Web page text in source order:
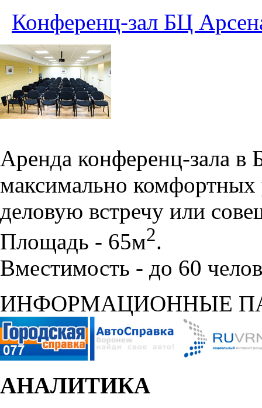
Конференц-зал БЦ
Аренда конференц-зала в
максимально комфортных
деловую встречу или
Площадь - 65м2.
Вместимость - до 60
ИНФОРМАЦИОННЫЕ
АНАЛИТИКА